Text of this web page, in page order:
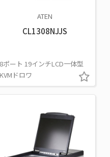
ATEN
CL1308NJJS
8ポート 19インチLCD一体型
KVMドロワ